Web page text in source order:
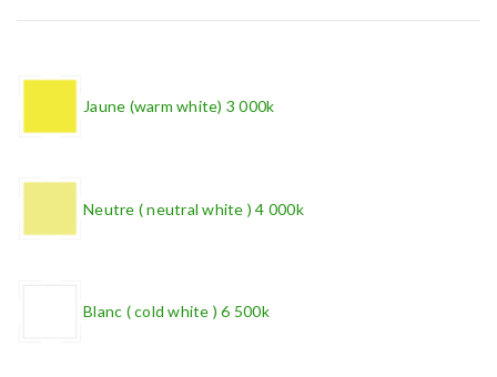
Jaune (warm white) 3 000k
Neutre ( neutral white ) 4 000k
Blanc ( cold white ) 6 500k